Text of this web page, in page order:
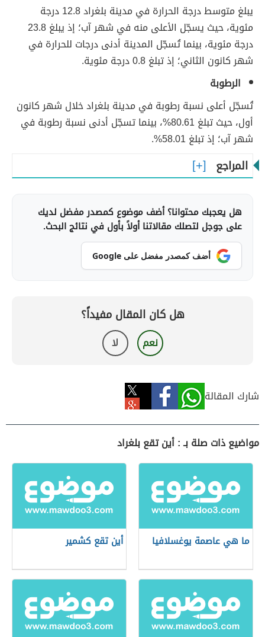
يبلغ متوسط درجة الحرارة في مدينة بلغراد 12.8 درجة
مئوية، حيث يسجّل الأعلى منه في شهر آب؛ إذ يبلغ 23.8
درجة مئوية، بينما تُسجّل المدينة أدنى درجات للحرارة في
شهر كانون الثاني؛ إذ تبلغ 0.8 درجة مئوية.
الرطوبة
تُسجّل أعلى نسبة رطوبة في مدينة بلغراد خلال شهر كانون
أول، حيث تبلغ 80.61%، بينما تسجّل أدنى نسبة رطوبة في
شهر آب؛ إذ تبلغ 58.01%.
المراجع
هل يعجبك محتوانا؟ أضف موضوع كمصدر مفضل لديك
على جوجل لتصلك مقالاتنا أولاً بأول في نتائج البحث.
أضف كمصدر مفضل على Google
هل كان المقال مفيداً؟
نعم لا
شارك المقالة
مواضيع ذات صلة بـ : أين تقع بلغراد
ما هي عاصمة يوغسلافيا أين تقع كشمير